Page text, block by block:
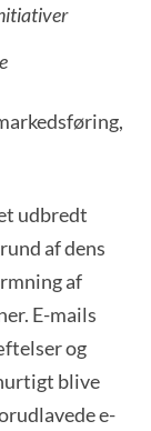
udbredt
af dens
af
E-mails
og
blive
e-